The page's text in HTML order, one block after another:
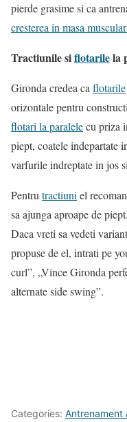
pierde grasime si ca
cresterea in masa
Tractiunile siflotarilela
Gironda credea ca flotarile
orizontale pentru
flotari la paralelecu priza
piept, coatele indepartate
varfurile indreptate in jos
Pentru tractiuni el
sa ajunga aproape de
Daca vreti sa vedeti
propuse de el, intrati pe
curl”, „Vince Gironda
alternate side swing”.
Categories: Antrenament